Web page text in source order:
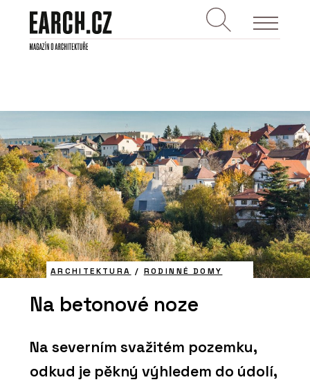
ARCHITEKTURA / RODINNÉ DOMY
Na betonové noze
Na severním svažitém pozemku,
odkud je pěkný výhledem do údolí,